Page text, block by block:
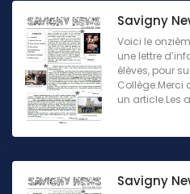
Savigny
Voici le
une lettre
élèves, pour
Collège.Merci
un article.Les
Savigny